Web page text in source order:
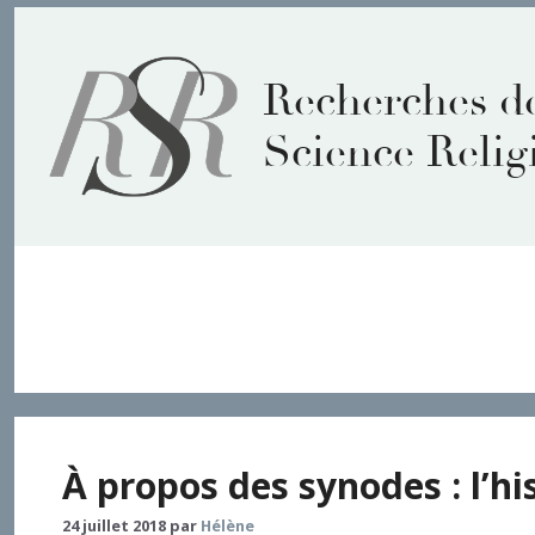
contenu
Recherches
Science
À propos des synodes :
24 juillet 2018 par Hélène